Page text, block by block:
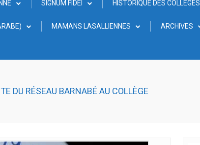
SIGNUM FIDEI HISTORIQUE DES COLLEGES
MAMANS LASALLIENNES ARCHIVES
DU RÉSEAU BARNABÉ AU COLLÈGE